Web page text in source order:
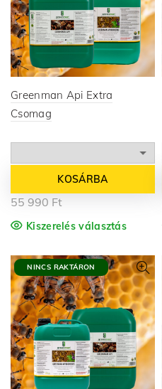
Greenman Api Extra
Csomag
KOSÁRBA
55 990 Ft
Kiszerelés választás
NINCS RAKTÁRON